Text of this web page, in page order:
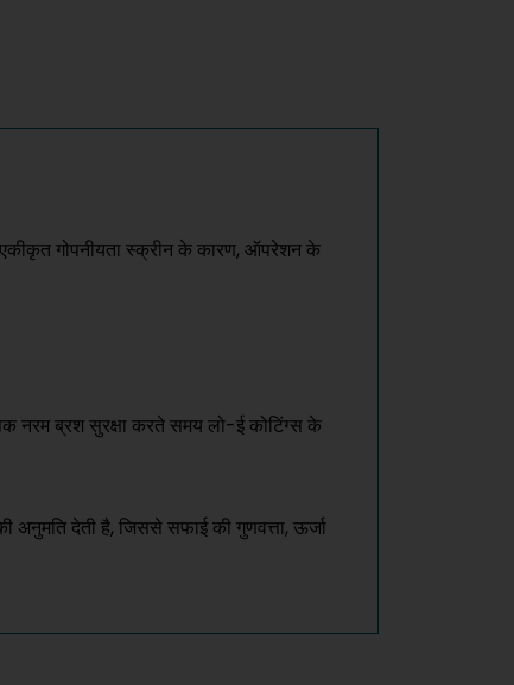
गोपनीयता स्क्रीन के कारण, ऑपरेशन के
नरम ब्रश सुरक्षा करते समय लो-ई कोटिंग्स के
अनुमति देती है, जिससे सफाई की गुणवत्ता, ऊर्जा